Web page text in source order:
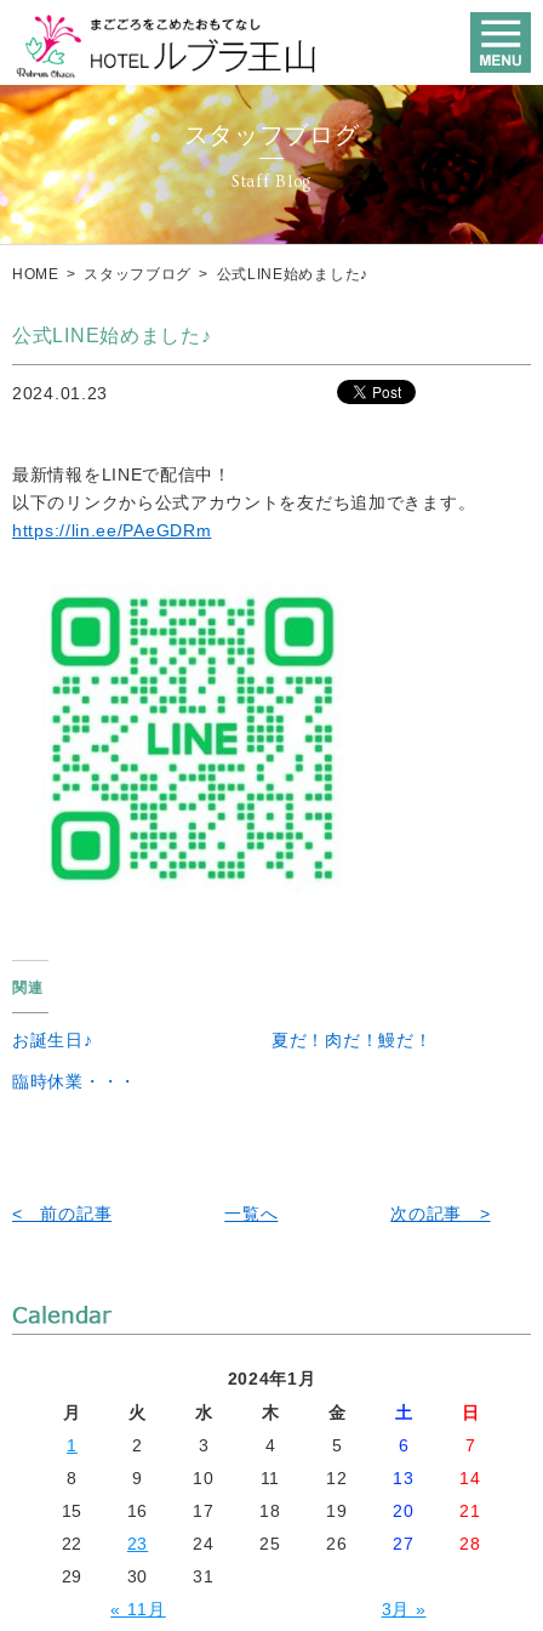
スタッフブログ
Staff Blog
HOME > スタッフブログ > 公式LINE始めました♪
公式LINE始めました♪
2024.01.23
最新情報をLINEで配信中！
以下のリンクから公式アカウントを友だち追加できます。
https://lin.ee/PAeGDRm
関連
お誕生日♪ 夏だ！肉だ！鰻だ！
臨時休業・・・
< 前の記事 一覧へ 次の記事 >
2024年1月
月
火 水 木 金 土 日
« 11月 3月 »
1 2 3 4 5 6
7
8
9 10 11 12 13
14
15
16 17 18 19 20
21
22
23 24 25 26 27
28
29
30 31